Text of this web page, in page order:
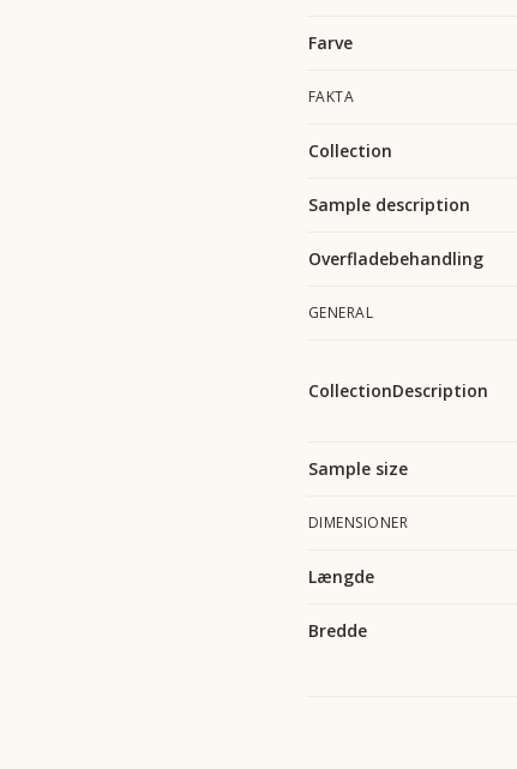
Farve
FAKTA
Collection
Sample description
Overfladebehandling
GENERAL
CollectionDescription
Sample size
DIMENSIONER
Længde
Bredde